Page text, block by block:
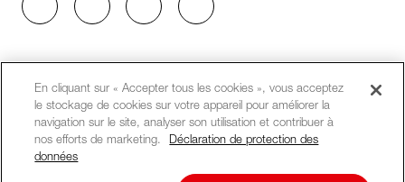
En cliquant sur « Accepter tous les cookies », vous acceptez
le stockage de cookies sur votre appareil pour améliorer la
navigation sur le site, analyser son utilisation et contribuer à
nos efforts de marketing.
Déclaration de protection des
données